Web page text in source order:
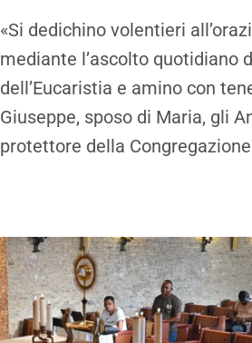
«Si dedichino volentieri
mediante l’ascolto quotidiano
dell’Eucaristia e amino con
Giuseppe, sposo di Maria, gli
protettore della